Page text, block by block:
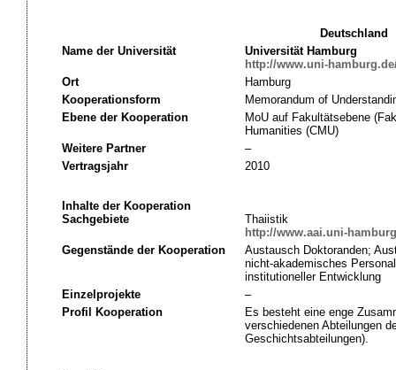
Deutschland
Name der Universität
Universität Hamburg
http://www.uni-
Ort
Hamburg
Kooperationsform
Memorandum of
Ebene der Kooperation
MoU auf Fakultätsebene
Humanities (CMU)
Weitere Partner
–
Vertragsjahr
2010
Inhalte der Kooperation
Sachgebiete
Thaiistik
http://www.aai.uni-
Gegenstände der Kooperation
Austausch Doktoranden;
nicht-akademisches
institutioneller Entwicklung
Einzelprojekte
–
Profil Kooperation
Es besteht eine enge
verschiedenen Abteilungen
Geschichtsabteilungen).